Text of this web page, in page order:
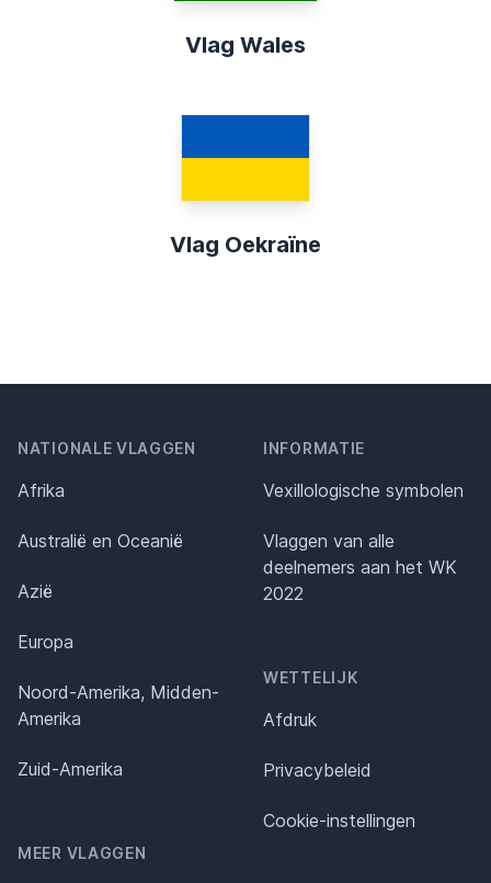
Vlag Wales
Vlag Oekraïne
NATIONALE VLAGGEN
Afrika
Australië en Oceanië
Azië
Europa
Noord-Amerika, Midden-
Amerika
Zuid-Amerika
MEER VLAGGEN
INFORMATIE
Vexillologische symbolen
Vlaggen van alle
deelnemers aan het WK
2022
WETTELIJK
Afdruk
Privacybeleid
Cookie-instellingen